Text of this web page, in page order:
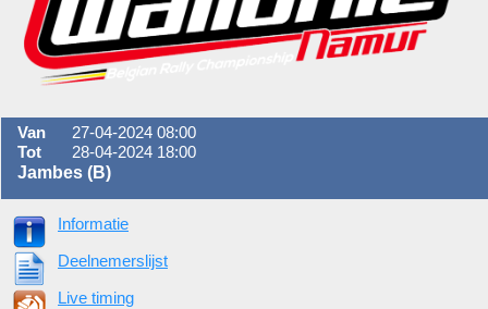
Van
27-04-2024 08:00
Tot
28-04-2024 18:00
Jambes (B)
Informatie
Deelnemerslijst
Live timing